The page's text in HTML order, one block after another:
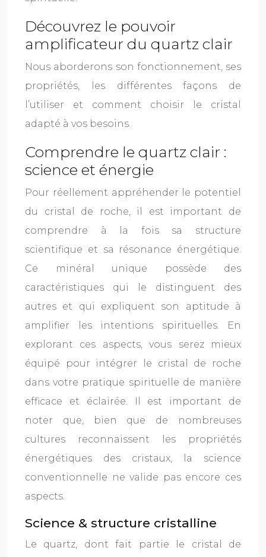
Découvrez le pouvoir
amplificateur du quartz clair
Nous aborderons son fonctionnement, ses
propriétés, les différentes façons de
l’utiliser et comment choisir le cristal
adapté à vos besoins.
Comprendre le quartz clair :
science et énergie
Pour réellement appréhender le potentiel
du cristal de roche, il est important de
comprendre à la fois sa structure
scientifique et sa résonance énergétique.
Ce minéral unique possède des
caractéristiques qui le distinguent des
autres et qui expliquent son aptitude à
amplifier les intentions spirituelles. En
explorant ces aspects, vous serez mieux
équipé pour intégrer le cristal de roche
dans votre pratique spirituelle de manière
efficace et éclairée. Il est important de
noter que, bien que de nombreuses
cultures reconnaissent les propriétés
énergétiques des cristaux, la science
conventionnelle ne valide pas encore ces
aspects.
Science & structure cristalline
Le quartz, dont fait partie le cristal de